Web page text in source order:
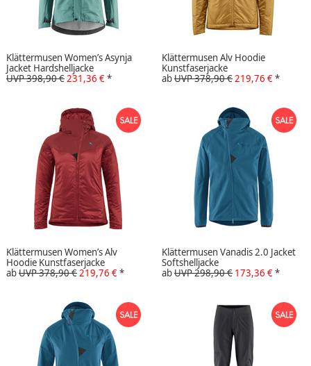
Klättermusen Women’s Asynja
Jacket Hardshelljacke
UVP 398,90 € 231,36 €*
Klättermusen Alv Hoodie
Kunstfaserjacke
abUVP 378,90 € 219,76 €*
Klättermusen Women’s Alv
Hoodie Kunstfaserjacke
abUVP 378,90 € 219,76 €*
Klättermusen Vanadis 2.0 Jacket
Softshelljacke
abUVP 298,90 € 173,36 €*